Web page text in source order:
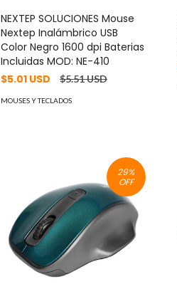
NEXTEP SOLUCIONES Mouse
Nextep Inalámbrico USB
Color Negro 1600 dpi Baterias
Incluidas MOD: NE-410
$5.01 USD
$5.51 USD
MOUSES Y TECLADOS
29%
OFF